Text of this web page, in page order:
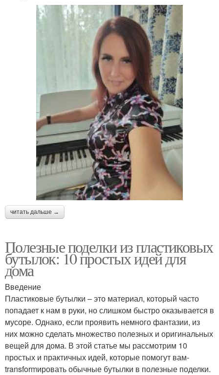
читать дальше →
Полезные поделки из пластиковых
бутылок: 10 простых идей для
дома
Введение
Пластиковые бутылки – это материал, который часто
попадает к нам в руки, но слишком быстро оказывается в
мусоре. Однако, если проявить немного фантазии, из
них можно сделать множество полезных и оригинальных
вещей для дома. В этой статье мы рассмотрим 10
простых и практичных идей, которые помогут вам-
transformировать обычные бутылки в полезные поделки.